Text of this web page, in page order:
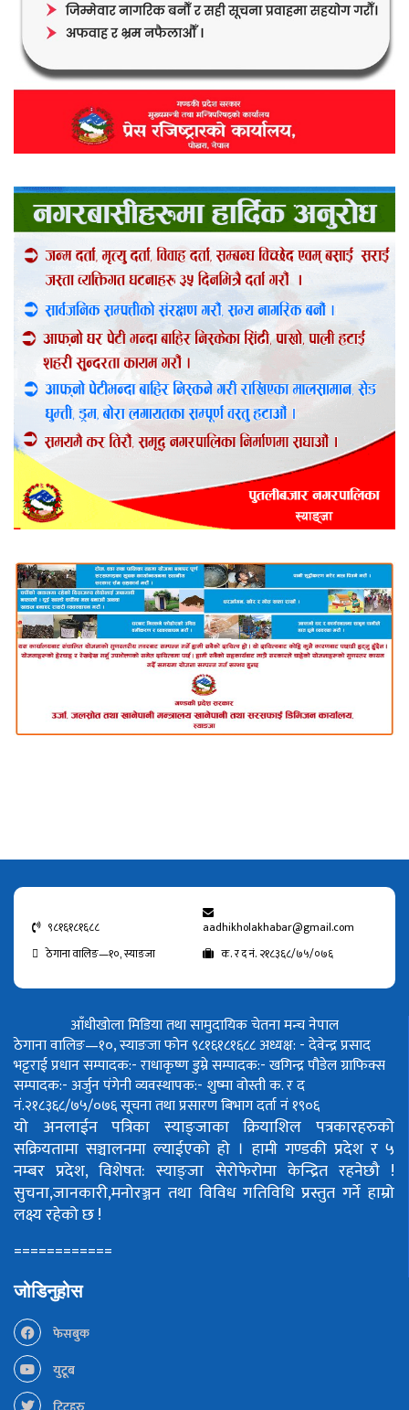
९८१६१८१६८८
aadhikholakhabar@gmail.com
ठेगाना वालिङ—१०, स्याङजा
क. र द नं. २१८३६८/७५/०७६
आँधीखोला मिडिया तथा सामुदायिक चेतना मन्च नेपाल
ठेगाना वालिङ—१०, स्याङजा फोन ९८१६१८१६८८अध्यक्ष: - देवेन्द्र प्रसाद
भट्टराईप्रधान सम्पादक:- राधाकृष्ण डुम्रेसम्पादक:- खगिन्द्र पौडेलग्राफिक्स
सम्पादक:- अर्जुन पंगेनीव्यवस्थापक:- शुष्मा वोस्तीक. र द
नं.२१८३६८/७५/०७६सूचना तथा प्रसारण बिभाग दर्ता नं १९०६
यो अनलाईन पत्रिका स्याङ्जाका क्रियाशिल पत्रकारहरुको
सक्रियतामा सञ्चालनमा ल्याईएको हो । हामी गण्डकी प्रदेश र ५
नम्बर प्रदेश, विशेषत: स्याङ्जा सेरोफेरोमा केन्द्रित रहनेछौ !
सुचना,जानकारी,मनोरञ्जन तथा विविध गतिविधि प्रस्तुत गर्ने हाम्रो
लक्ष्य रहेको छ !
============
जोडिनुहोस
फेसबुक
युटूब